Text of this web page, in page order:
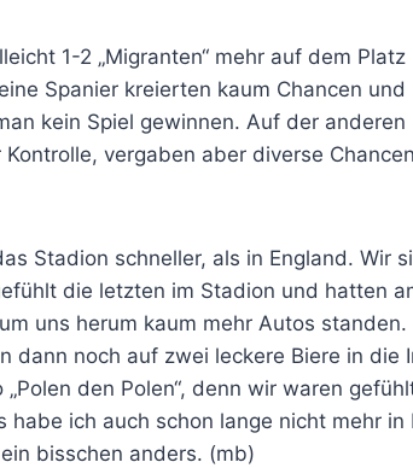
1-2 „Migranten“ mehr auf dem
Spanier kreierten kaum Chancen
kein Spiel gewinnen. Auf der
vergaben aber diverse
Stadion schneller, als in England. Wir
die letzten im Stadion und hatten
uns herum kaum mehr Autos standen.
dann noch auf zwei leckere Biere in die
den Polen“, denn wir waren
ich auch schon lange nicht mehr in
bisschen anders. (mb)